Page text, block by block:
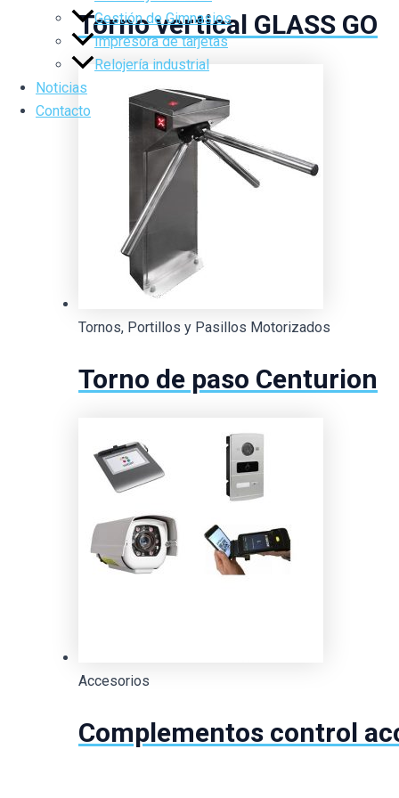
Gestión de Gimnasios
Impresora de tarjetas
Relojería industrial
Noticias
Contacto
Torno vertical GLASS GO
Tornos, Portillos y Pasillos Motorizados
Torno de paso Centurion
Accesorios
Complementos control